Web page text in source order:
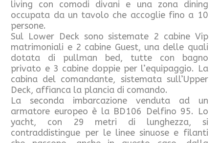
living con comodi divani e una zona dining
occupata da un tavolo che accoglie fino a 10
persone.
Sul Lower Deck sono sistemate 2 cabine Vip
matrimoniali e 2 cabine Guest, una delle quali
dotata di pullman bed, tutte con bagno
privato e 3 cabine doppie per l’equipaggio. La
cabina del comandante, sistemata sull’Upper
Deck, affianca la plancia di comando.
La seconda imbarcazione venduta ad un
armatore europeo è la BD106 Delfino 95. Lo
yacht, con 29 metri di lunghezza, si
contraddistingue per le linee sinuose e filanti